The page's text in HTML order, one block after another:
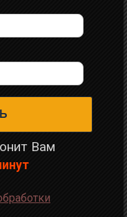
Вам